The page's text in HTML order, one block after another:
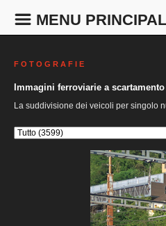
MENU
F O T O G R A F I E
Immagini ferroviarie a
La suddivisione dei veicoli per singolo